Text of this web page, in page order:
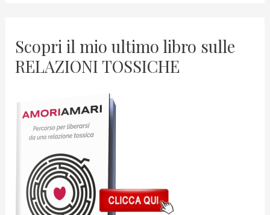
Scopri il mio ultimo libro sulle
RELAZIONI TOSSICHE